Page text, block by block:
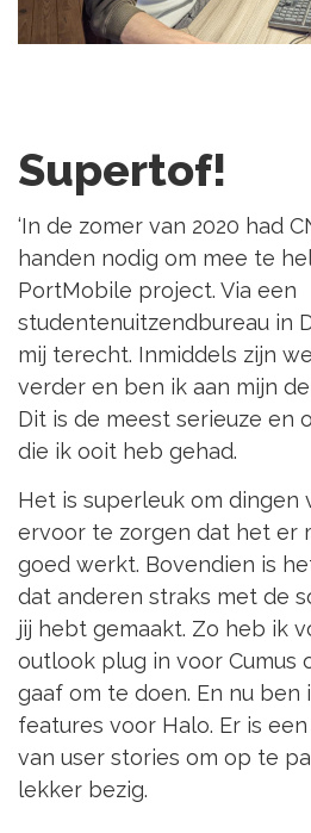
Supertof!
‘In de zomer van 2020 had
handen nodig om mee te
PortMobile project. Via een
studentenuitzendbureau in
mij terecht. Inmiddels zijn
verder en ben ik aan mijn
Dit is de meest serieuze en
die ik ooit heb gehad.
Het is superleuk om dingen
ervoor te zorgen dat het er
goed werkt. Bovendien is
dat anderen straks met de
jij hebt gemaakt. Zo heb ik
outlook plug in voor Cumus
gaaf om te doen. En nu ben
features voor Halo. Er is
van user stories om op te
lekker bezig.